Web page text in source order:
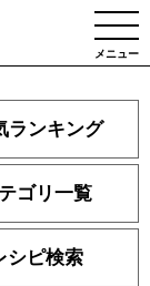
メニュー
ランキング
ゴリ一覧
シピ検索